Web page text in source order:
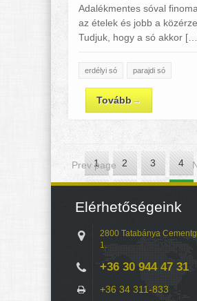
Adalékmentes sóval
az ételek és jobb a
Tudjuk, hogy a só akkor
erdélyi só parajdi só
Tovább→
Prev page
1 2 3 4
Elérhetőségeink
2800 Tatabánya
1.
+36 30 944 47 31
+36 34 311-833